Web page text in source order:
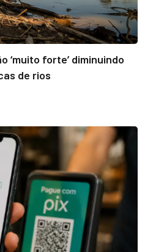
‘muito forte’ diminuindo
de rios